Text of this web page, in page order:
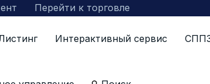
Перейти к торговле
Интерактивный сервис